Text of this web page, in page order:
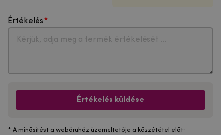
Értékelés
Értékelés küldése
* A minősítést a webáruház üzemeltetője a közzététel előtt